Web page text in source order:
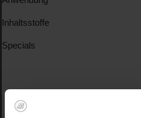
Inhaltsstoffe
Specials